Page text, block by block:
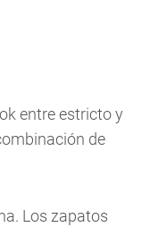
entre estricto y
de
Los zapatos